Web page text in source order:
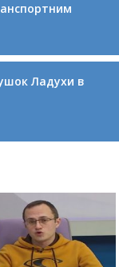
Ладухи в